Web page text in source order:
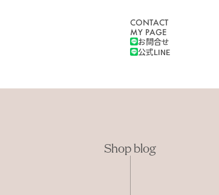
CONTACT
MY PAGE
お問合せ
公式LINE
Shop blog